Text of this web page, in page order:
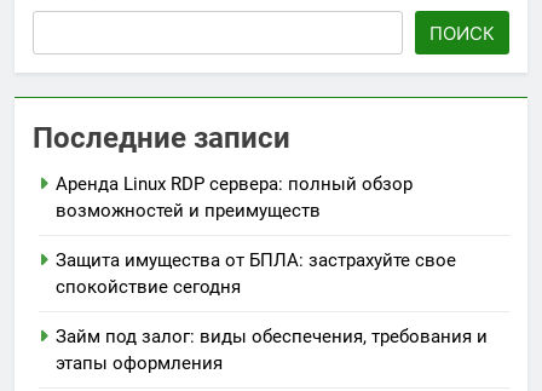
ПОИСК
Последние записи
Аренда Linux RDP сервера: полный обзор
возможностей и преимуществ
Защита имущества от БПЛА: застрахуйте свое
спокойствие сегодня
Займ под залог: виды обеспечения, требования и
этапы оформления